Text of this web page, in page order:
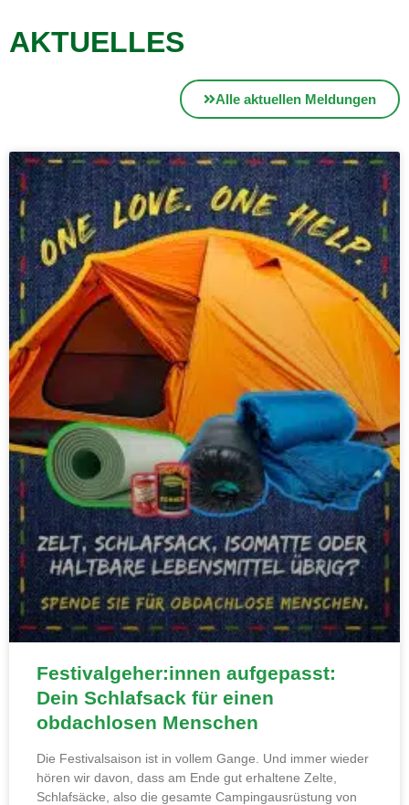
AKTUELLES
Alle aktuellen Meldungen
Festivalgeher:innen aufgepasst:
Dein Schlafsack für einen
obdachlosen Menschen
Die Festivalsaison ist in vollem Gange. Und immer wieder
hören wir davon, dass am Ende gut erhaltene Zelte,
Schlafsäcke, also die gesamte Campingausrüstung von